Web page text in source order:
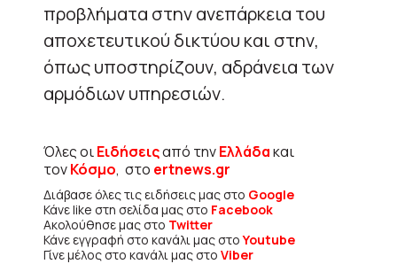
προβλήματα στην ανεπάρκεια του
αποχετευτικού δικτύου και στην,
όπως υποστηρίζουν, αδράνεια των
αρμόδιων υπηρεσιών.
Όλες οιΕιδήσειςαπό τηνΕλλάδακαι
τονΚόσμο, στο ertnews.gr
Διάβασε όλες τις ειδήσεις μας στο Google
Κάνε like στη σελίδα μας στο Facebook
Ακολούθησε μας στο Twitter
Κάνε εγγραφή στο κανάλι μας στοYoutube
Γίνε μέλος στο κανάλι μας στο Viber